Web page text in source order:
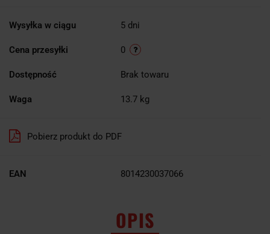
Wysyłka w ciągu 5 dni
Cena przesyłki 0
Dostępność Brak towaru
Waga 13.7 kg
Pobierz produkt do PDF
EAN 8014230037066
OPIS